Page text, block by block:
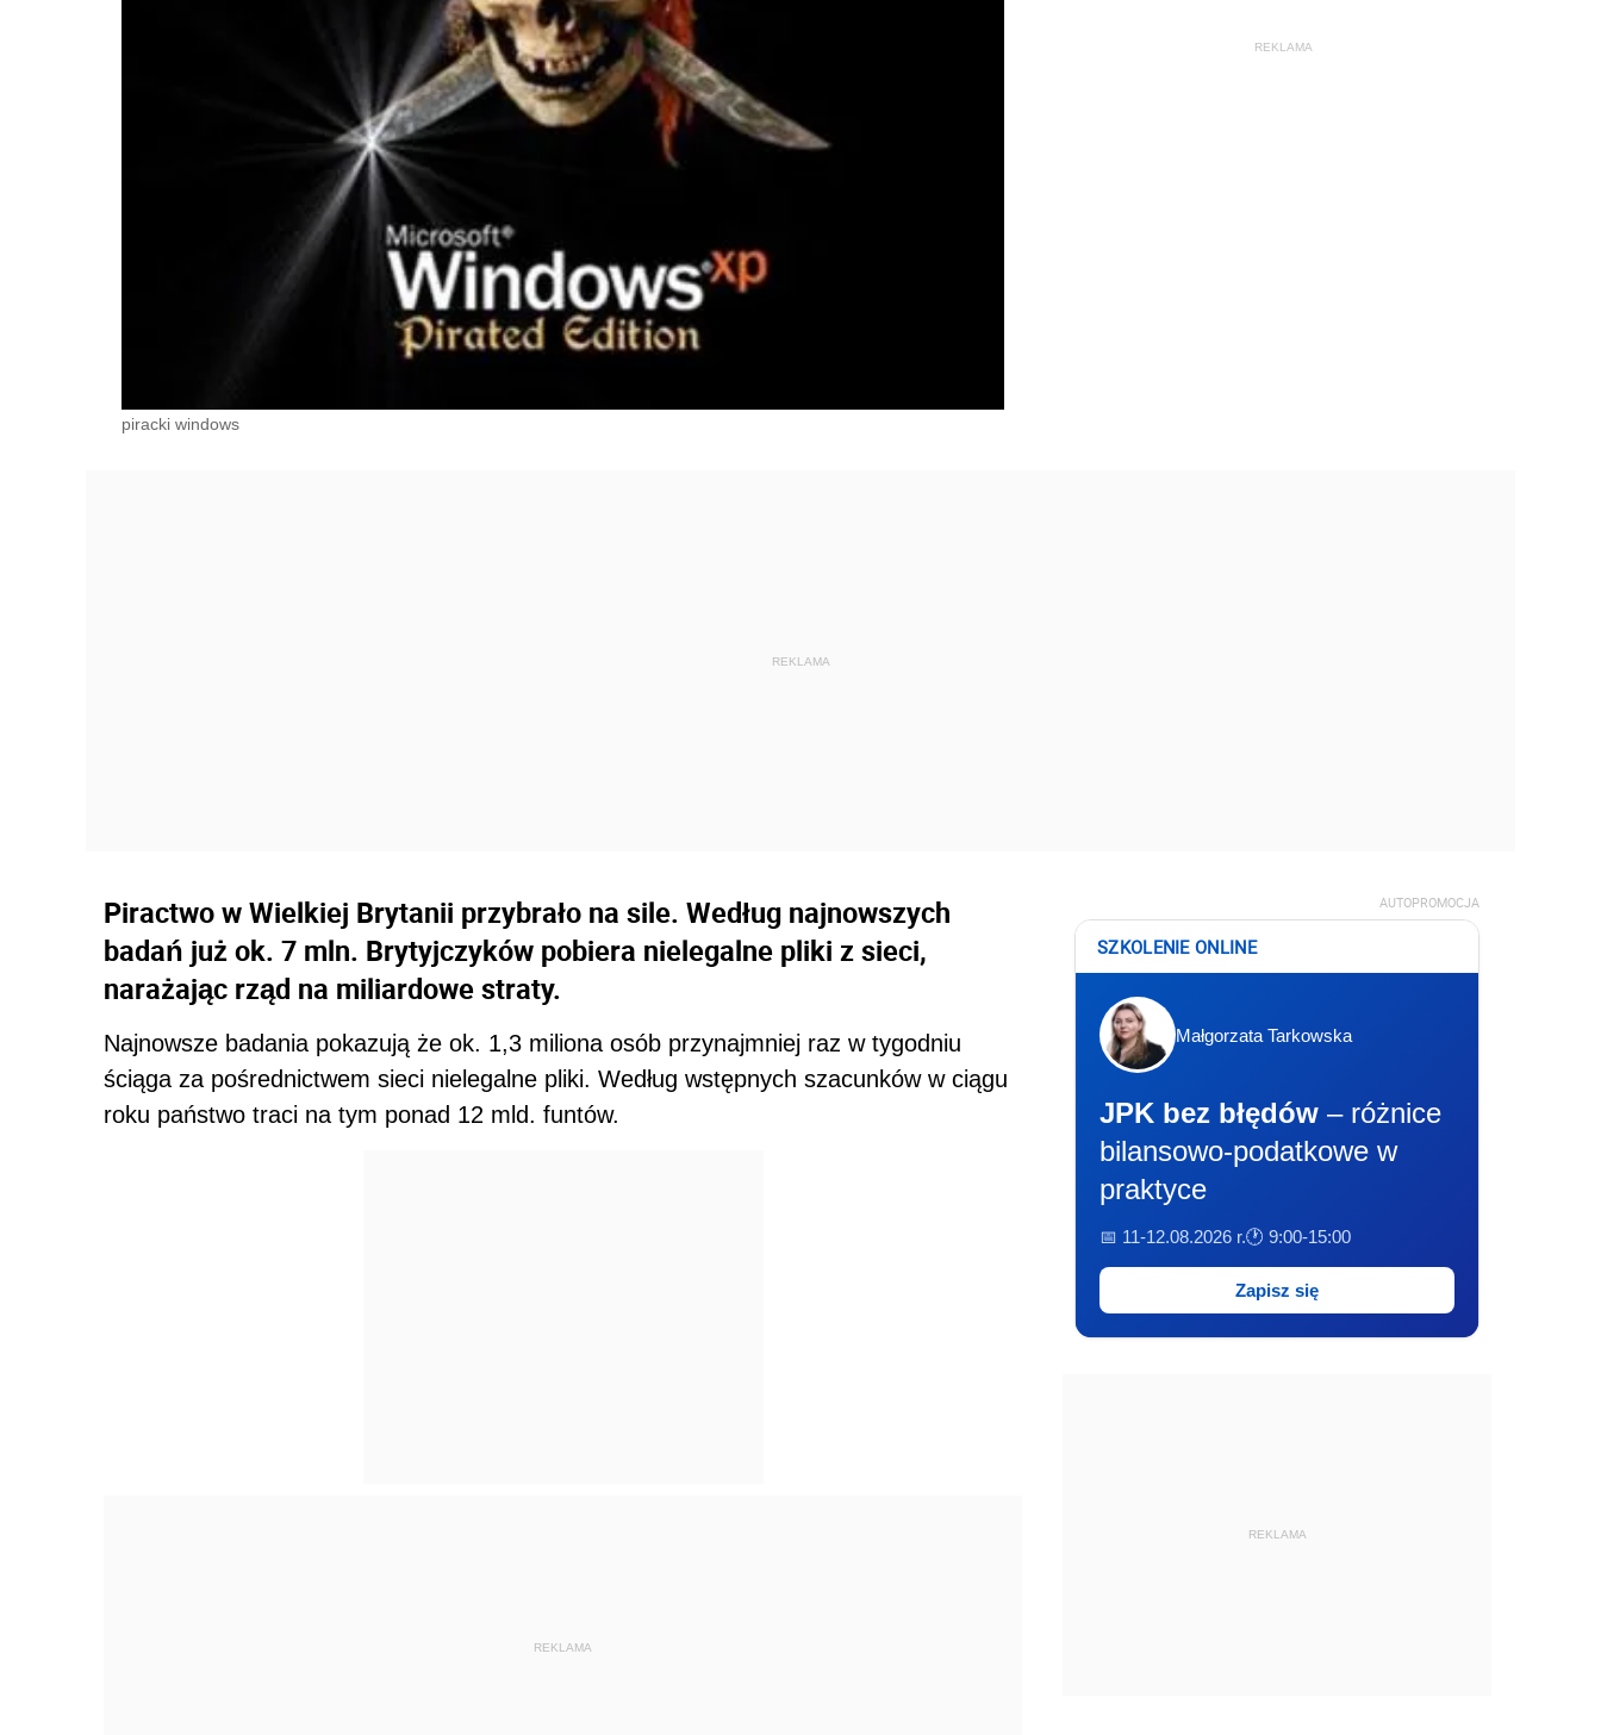
piracki windows
Piractwo w Wielkiej Brytanii przybrało na sile. Według najnowszych
badań już ok. 7 mln. Brytyjczyków pobiera nielegalne pliki z sieci,
narażając rząd na miliardowe straty.
Najnowsze badania pokazują że ok. 1,3 miliona osób przynajmniej raz w tygodniu
ściąga za pośrednictwem sieci nielegalne pliki. Według wstępnych szacunków w ciągu
roku państwo traci na tym ponad 12 mld. funtów.
AUTOPROMOCJA
SZKOLENIE ONLINE
Małgorzata Tarkowska
JPK bez błędów – różnice
bilansowo-podatkowe w
praktyce
📅 11-12.08.2026 r.🕐 9:00-15:00
Zapisz się
REKLAMA